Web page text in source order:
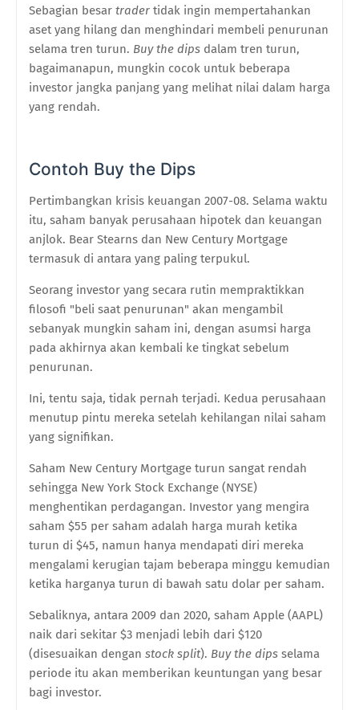
Sebagian besar trader tidak ingin mempertahankan
aset yang hilang dan menghindari membeli penurunan
selama tren turun. Buy the dips dalam tren turun,
bagaimanapun, mungkin cocok untuk beberapa
investor jangka panjang yang melihat nilai dalam harga
yang rendah.
Contoh Buy the Dips
Pertimbangkan krisis keuangan 2007-08. Selama waktu
itu, saham banyak perusahaan hipotek dan keuangan
anjlok. Bear Stearns dan New Century Mortgage
termasuk di antara yang paling terpukul.
Seorang investor yang secara rutin mempraktikkan
filosofi "beli saat penurunan" akan mengambil
sebanyak mungkin saham ini, dengan asumsi harga
pada akhirnya akan kembali ke tingkat sebelum
penurunan.
Ini, tentu saja, tidak pernah terjadi. Kedua perusahaan
menutup pintu mereka setelah kehilangan nilai saham
yang signifikan.
Saham New Century Mortgage turun sangat rendah
sehingga New York Stock Exchange (NYSE)
menghentikan perdagangan. Investor yang mengira
saham $55 per saham adalah harga murah ketika
turun di $45, namun hanya mendapati diri mereka
mengalami kerugian tajam beberapa minggu kemudian
ketika harganya turun di bawah satu dolar per saham.
Sebaliknya, antara 2009 dan 2020, saham Apple (AAPL)
naik dari sekitar $3 menjadi lebih dari $120
(disesuaikan dengan stock split). Buy the dips selama
periode itu akan memberikan keuntungan yang besar
bagi investor.